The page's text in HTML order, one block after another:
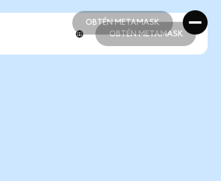
OBTÉN METAMASK
OBTÉN METAMASK
OBTÉN METAMASK